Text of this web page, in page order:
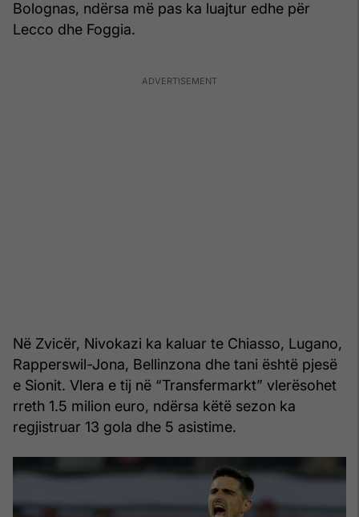
Bolognas, ndërsa më pas ka luajtur edhe për
Lecco dhe Foggia.
Në Zvicër, Nivokazi ka kaluar te Chiasso, Lugano,
Rapperswil-Jona, Bellinzona dhe tani është pjesë
e Sionit. Vlera e tij në “Transfermarkt” vlerësohet
rreth 1.5 milion euro, ndërsa këtë sezon ka
regjistruar 13 gola dhe 5 asistime.